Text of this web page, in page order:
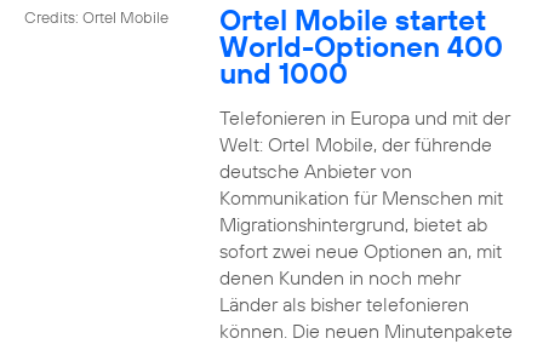
Credits: Ortel Mobile Ortel Mobile startet
World-Optionen 400
und 1000
Telefonieren in Europa und mit der
Welt: Ortel Mobile, der führende
deutsche Anbieter von
Kommunikation für Menschen mit
Migrationshintergrund, bietet ab
sofort zwei neue Optionen an, mit
denen Kunden in noch mehr
Länder als bisher telefonieren
können. Die neuen Minutenpakete